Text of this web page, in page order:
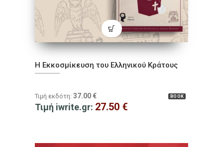
Η Εκκοσμίκευση του Ελληνικού Κράτους
BOOK
Τιμή εκδότη: 37.00 €
Τιμή iwrite.gr: 27.50 €